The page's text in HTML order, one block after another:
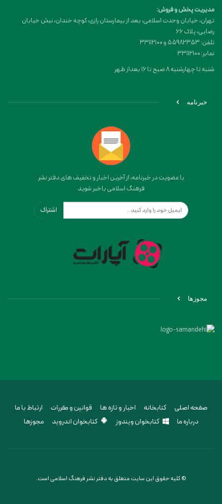
مدیریت پخش و فروش:
تهران، خیابان وحدت اسلامی، بعد از بیمارستان رازی، کوچه خندان، نبش خیابان
رضایی، پلاک ۶۶
تلفن: 55982353 و 33112100
نمابر: 33112100
شنبه تا چهارشنبه 8 صبح تا 16 بعداز ظهر
خبرنامه
با عضویت در خبرنامه، از آخرین اخبار و تخفیف های دفتر نشر
فرهنگ اسلامی باخبر شوید
اشتراک
مجوزها
صفحه اصلی کتابخانه اخبار و تازه ها قوانین و مقررات
ارتباط با ما
درباره ما
کتابخوان ویندوز کتابخوان اندروید مجوزها
© کلیه حقوق این سایت متعلق به دفتر نشر فرهنگ اسلامی است.